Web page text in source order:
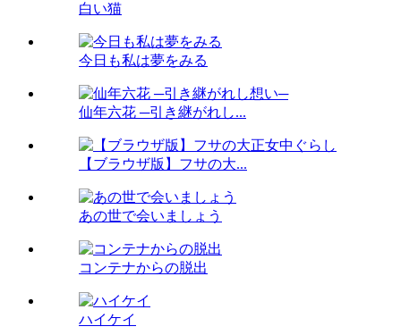
白い猫
今日も私は夢をみる
仙年六花 ─引き継がれし...
【ブラウザ版】フサの大...
あの世で会いましょう
コンテナからの脱出
ハイケイ